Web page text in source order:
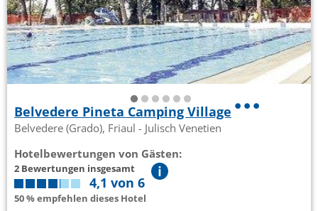
Belvedere Pineta Camping Village
Belvedere (Grado), Friaul - Julisch Venetien
Hotelbewertungen von Gästen:
2 Bewertungen insgesamt
4,1 von 6
50 % empfehlen dieses Hotel